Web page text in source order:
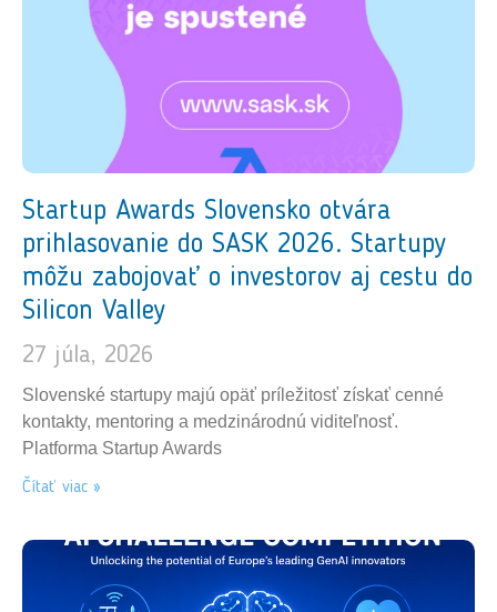
Startup Awards Slovensko otvára
prihlasovanie do SASK 2026. Startupy
môžu zabojovať o investorov aj cestu do
Silicon Valley
27 júla, 2026
Slovenské startupy majú opäť príležitosť získať cenné
kontakty, mentoring a medzinárodnú viditeľnosť.
Platforma Startup Awards
Čítať viac »